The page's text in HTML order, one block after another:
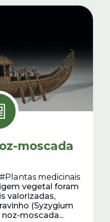
moscada
#Plantas medicinais
vegetal foram
valorizadas,
(Syzygium
moscada...